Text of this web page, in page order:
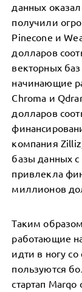
данных
получили
Pinecone и
долларов
векторных
начинающие
Chroma и
долларов
компания
базы данных
привлекла
миллионов
Таким
работающие
идти в ногу
пользуются
стартап Marqo